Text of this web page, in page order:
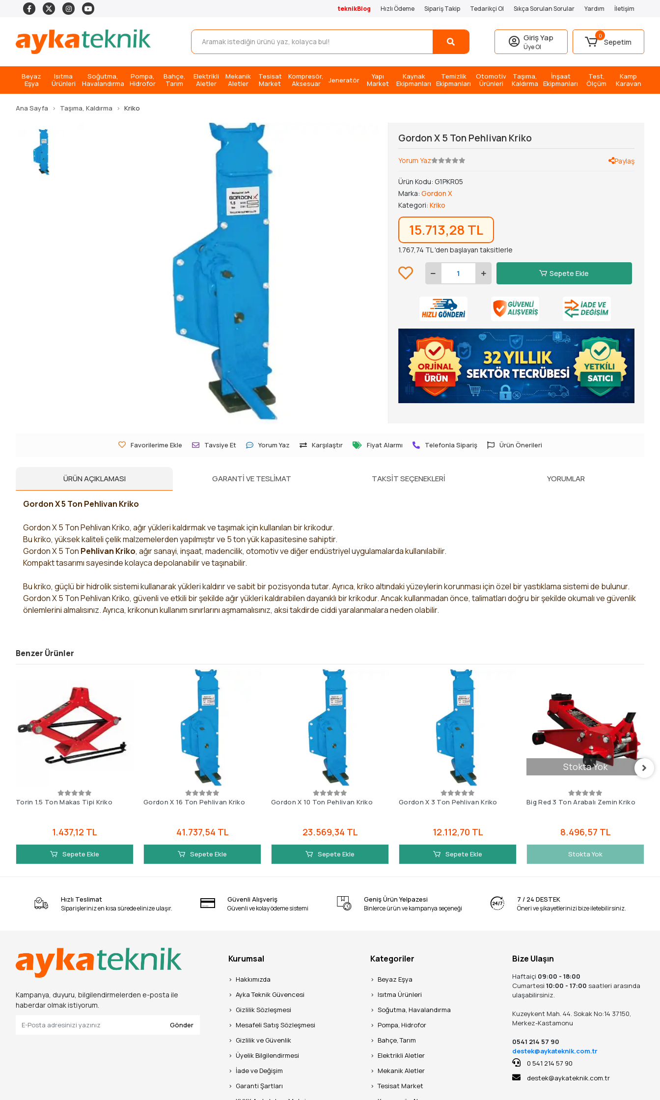
teknikBlog Hızlı Ödeme Sipariş Takip Tedarikçi Ol Sıkça Sorulan Sorular Yardım İletişim
Giriş Yap
Üye Ol
0
Sepetim
Beyaz
Eşya
Isıtma
Ürünleri
Soğutma,
Havalandırma
Pompa,
Hidrofor
Bahçe,
Tarım
Elektrikli
Aletler
Mekanik
Aletler
Tesisat
Market
Kompresör,
Aksesuar
Jeneratör
Yapı
Market
Kaynak
Ekipmanları
Temizlik
Ekipmanları
Otomotiv
Ürünleri
Taşıma,
Kaldırma
İnşaat
Ekipmanları
Test,
Ölçüm
Kamp
Karavan
Ana Sayfa Taşıma, Kaldırma Kriko
Gordon X 5 Ton Pehlivan Kriko
Yorum Yaz Paylaş
Ürün Kodu: G1PKR05
Marka:Gordon X
Kategori:Kriko
15.713,28 TL
1.767,74 TL 'den başlayan taksitlerle
Sepete Ekle
Favorilerime Ekle Tavsiye Et Yorum Yaz Karşılaştır Fiyat Alarmı Telefonla Sipariş Ürün Önerileri
ÜRÜN AÇIKLAMASI GARANTI VE TESLIMAT TAKSIT SEÇENEKLERI YORUMLAR
Gordon X 5 Ton Pehlivan Kriko
Gordon X 5 Ton Pehlivan Kriko, ağır yükleri kaldırmak ve taşımak için kullanılan bir krikodur.
Bu kriko, yüksek kaliteli çelik malzemelerden yapılmıştır ve 5 ton yük kapasitesine sahiptir.
Gordon X 5 Ton Pehlivan Kriko, ağır sanayi, inşaat, madencilik, otomotiv ve diğer endüstriyel uygulamalarda kullanılabilir.
Kompakt tasarımı sayesinde kolayca depolanabilir ve taşınabilir.
Bu kriko, güçlü bir hidrolik sistemi kullanarak yükleri kaldırır ve sabit bir pozisyonda tutar. Ayrıca, kriko altındaki yüzeylerin korunması için özel bir yastıklama sistemi de bulunur.
Gordon X 5 Ton Pehlivan Kriko, güvenli ve etkili bir şekilde ağır yükleri kaldırabilen dayanıklı bir krikodur. Ancak kullanmadan önce, talimatları doğru bir şekilde okumalı ve güvenlik
önlemlerini almalısınız. Ayrıca, krikonun kullanım sınırlarını aşmamalısınız, aksi takdirde ciddi yaralanmalara neden olabilir.
Benzer Ürünler
Torin 1.5 Ton Makas Tipi Kriko
1.437,12 TL
Sepete Ekle
Gordon X 16 Ton Pehlivan Kriko
41.737,54 TL
Sepete Ekle
Gordon X 10 Ton Pehlivan Kriko
23.569,34 TL
Sepete Ekle
Gordon X 3 Ton Pehlivan Kriko
12.112,70 TL
Sepete Ekle
Stokta Yok
Big Red 3 Ton Arabalı Zemin Kriko
8.496,57 TL
Stokta Yok
Hızlı Teslimat
Siparişleriniz en kısa sürede elinize ulaşır.
Güvenli Alışveriş
Güvenli ve kolay ödeme sistemi
Geniş Ürün Yelpazesi
Binlerce ürün ve kampanya seçeneği
7 / 24 DESTEK
Öneri ve şikayetlerinizi bize iletebilirsiniz.
Kampanya, duyuru, bilgilendirmelerden e-posta ile
haberdar olmak istiyorum.
Gönder
Kurumsal
Hakkımızda
Ayka Teknik Güvencesi
Gizlilik Sözleşmesi
Mesafeli Satış Sözleşmesi
Gizlilik ve Güvenlik
Üyelik Bilgilendirmesi
İade ve Değişim
Garanti Şartları
Kategoriler
Beyaz Eşya
Isıtma Ürünleri
Soğutma, Havalandırma
Pompa, Hidrofor
Bahçe, Tarım
Elektrikli Aletler
Mekanik Aletler
Tesisat Market
Bize Ulaşın
Haftaiçi 09:00 - 18:00
Cumartesi10:00 - 17:00 saatleri arasında
ulaşabilirsiniz.
Kuzeykent Mah. 44. Sokak No:14 37150,
Merkez-Kastamonu
0541 214 57 90
destek@aykateknik.com.tr
0 541 214 57 90
destek@aykateknik.com.tr